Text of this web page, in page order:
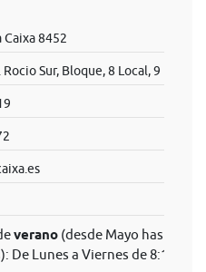
Caixa 8452
Sur, Bloque, 8 Local, 9
verano(desde Mayo hasta
De Lunes a Viernes de 8:15 a